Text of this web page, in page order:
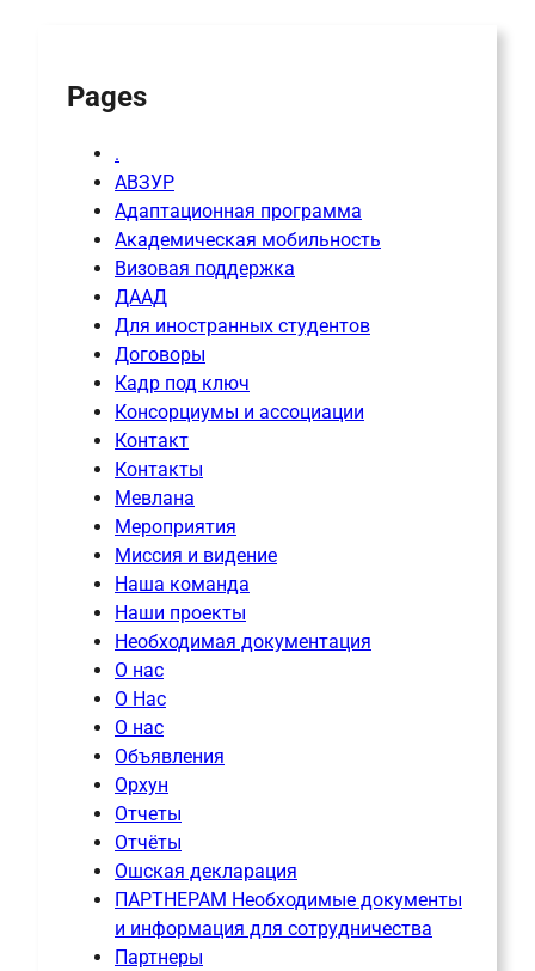
Pages
.
АВЗУР
Адаптационная программа
Академическая мобильность
Визовая поддержка
ДААД
Для иностранных студентов
Договоры
Кадр под ключ
Консорциумы и ассоциации
Контакт
Контакты
Мевлана
Мероприятия
Миссия и видение
Наша команда
Наши проекты
Необходимая документация
О нас
О Нас
О нас
Объявления
Орхун
Отчеты
Отчёты
Ошская декларация
ПАРТНЕРАМ Необходимые документы
и информация для сотрудничества
Партнеры